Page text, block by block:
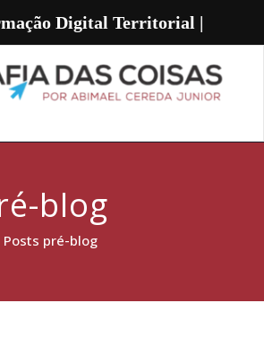
blog
Posts pré-blog
Digital Territorial |